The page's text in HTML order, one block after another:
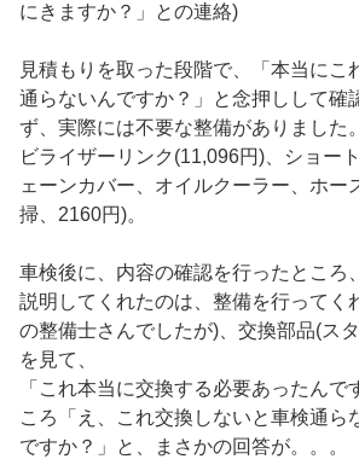
にきますか？」との連絡)
見積もりを取った段階で、「本当にこ
通らないんですか？」と念押しして確
ず、実際には不要な整備がありました
ビライザーリンク(11,096円)、ショー
ェーンカバー、オイルクーラー、ホー
掃、2160円)。
車検後に、内容の確認を行ったところ
説明してくれたのは、整備を行ってく
の整備士さんでしたが)、交換部品(ス
を見て、
「これ本当に交換する必要あったんで
ころ「え、これ交換しないと車検通ら
ですか？」と、まさかの回答が。。。